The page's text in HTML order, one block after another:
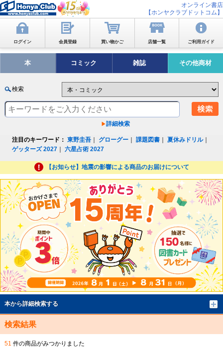
オンライン書店
【ホンヤクラブドットコム】
ログイン 会員登録 買い物かご 店舗一覧 ご利用ガイド
本 コミック 雑誌 その他商材
検索
詳細検索
注目のキーワード： 東野圭吾 グローグー ｜課題図書 ｜夏休みドリル｜
ゲッターズ 2027 ｜六星占術 2027
【お知らせ】地震の影響による商品のお届けについて
本から詳細検索する
検索結果
51 件の商品がみつかりました